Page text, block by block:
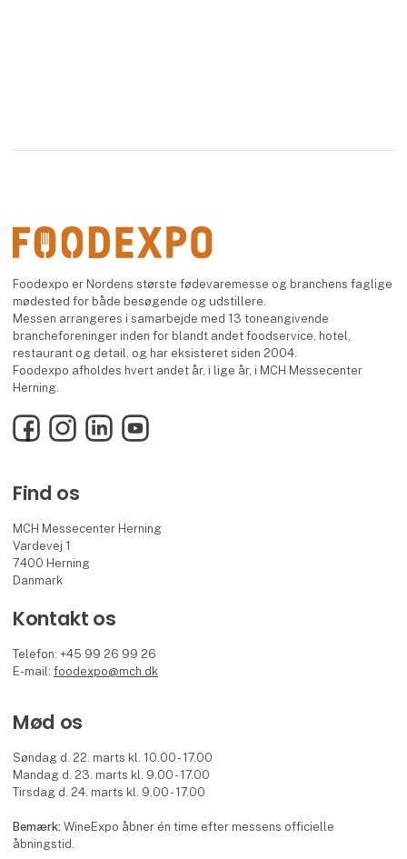
Foodexpo er Nordens største fødevaremesse og branchens faglige
mødested for både besøgende og udstillere.
Messen arrangeres i samarbejde med 13 toneangivende
brancheforeninger inden for blandt andet foodservice, hotel,
restaurant og detail, og har eksisteret siden 2004.
Foodexpo afholdes hvert andet år, i lige år, i MCH Messecenter
Herning.
FacebookInstagramLinkedInYouTube
Find os
MCH Messecenter Herning
Vardevej 1
7400 Herning
Danmark
Kontakt os
Telefon: +45 99 26 99 26
E-mail:foodexpo@mch.dk
Mød os
Søndag d. 22. marts kl. 10.00 - 17.00
Mandag d. 23. marts kl. 9.00 - 17.00
Tirsdag d. 24. marts kl. 9.00 - 17.00
Bemærk:WineExpo åbner én time efter messens officielle
åbningstid.